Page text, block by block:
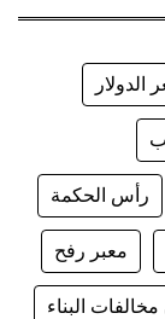
الدولار
رأس الحكمة
معبر رفح
البناء